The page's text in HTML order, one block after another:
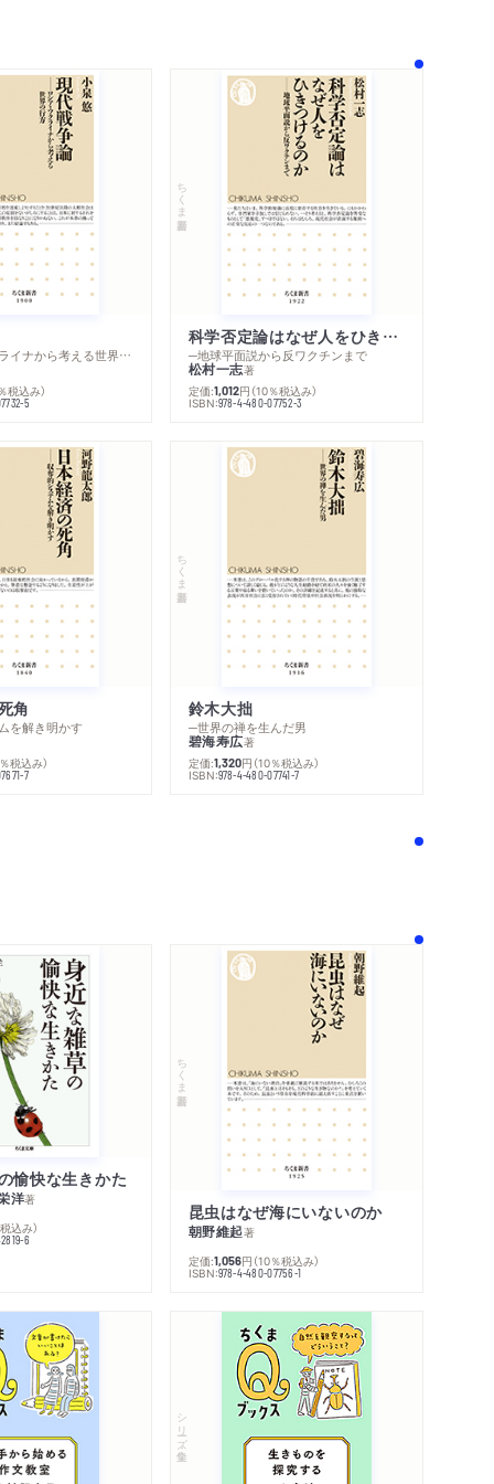
─ロシア・ウクライナから考える世界の行方
税込み）
5
ちくま新書
科学否定論はなぜ人をひきつけるのか
─地球平面説から反ワクチンまで
松村一志著
定価:1,012円 （10％税込み）
ISBN:978-4-480-07752-3
角
を解き明かす
税込み）
7
ちくま新書
鈴木大拙
─世界の禅を生んだ男
碧海寿広著
定価:1,320円 （10％税込み）
ISBN:978-4-480-07741-7
愉快な生きかた
洋著
込み）
6
ちくま新書
昆虫はなぜ海にいないのか
朝野維起著
定価:1,056円 （10％税込み）
ISBN:978-4-480-07756-1
シリーズ・全集